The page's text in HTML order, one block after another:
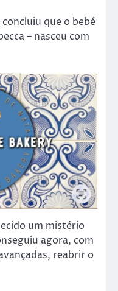
que o bebé
– nasceu com
um mistério
agora, com
reabrir o